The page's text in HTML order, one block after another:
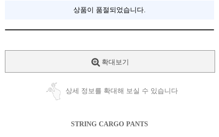
상품이 품절되었습니다.
확대보기
상세 정보를 확대해 보실 수 있습니다
STRING CARGO PANTS